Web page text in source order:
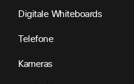
Digitale Whiteboards
Telefone
Kameras